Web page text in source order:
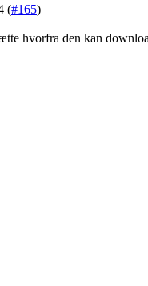
(#165)
hvorfra den kan